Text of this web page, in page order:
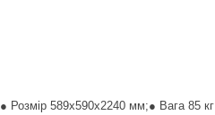
Розмір 589x590x2240 мм;● Вага 85 кг